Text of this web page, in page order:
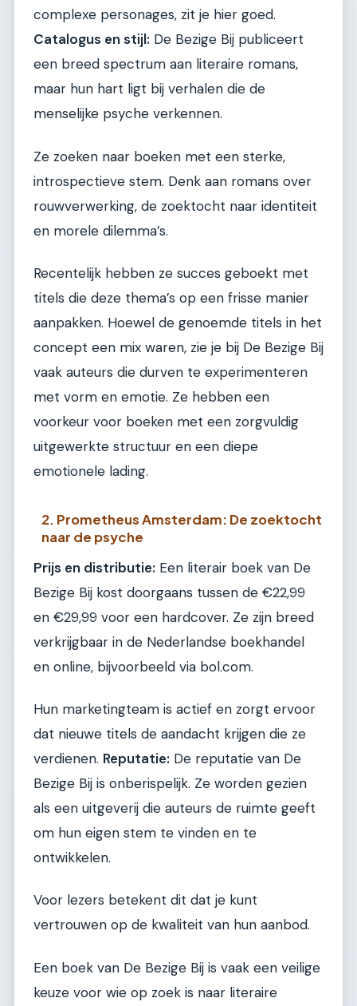
complexe personages, zit je hier goed.
Catalogus en stijl: De Bezige Bij publiceert
een breed spectrum aan literaire romans,
maar hun hart ligt bij verhalen die de
menselijke psyche verkennen.
Ze zoeken naar boeken met een sterke,
introspectieve stem. Denk aan romans over
rouwverwerking, de zoektocht naar identiteit
en morele dilemma’s.
Recentelijk hebben ze succes geboekt met
titels die deze thema’s op een frisse manier
aanpakken. Hoewel de genoemde titels in het
concept een mix waren, zie je bij De Bezige Bij
vaak auteurs die durven te experimenteren
met vorm en emotie. Ze hebben een
voorkeur voor boeken met een zorgvuldig
uitgewerkte structuur en een diepe
emotionele lading.
2. Prometheus Amsterdam: De zoektocht
naar de psyche
Prijs en distributie: Een literair boek van De
Bezige Bij kost doorgaans tussen de €22,99
en €29,99 voor een hardcover. Ze zijn breed
verkrijgbaar in de Nederlandse boekhandel
en online, bijvoorbeeld via bol.com.
Hun marketingteam is actief en zorgt ervoor
dat nieuwe titels de aandacht krijgen die ze
verdienen. Reputatie: De reputatie van De
Bezige Bij is onberispelijk. Ze worden gezien
als een uitgeverij die auteurs de ruimte geeft
om hun eigen stem te vinden en te
ontwikkelen.
Voor lezers betekent dit dat je kunt
vertrouwen op de kwaliteit van hun aanbod.
Een boek van De Bezige Bij is vaak een veilige
keuze voor wie op zoek is naar literaire